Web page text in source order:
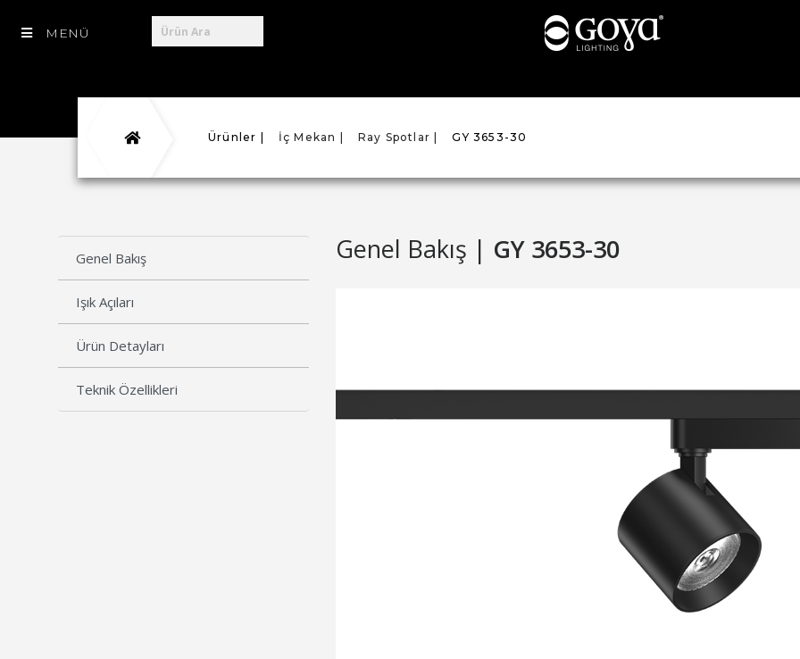
MENÜ
Ürünler | İç Mekan | Ray Spotlar | GY 3653-30
Genel Bakış
Işık Açıları
Ürün Detayları
Teknik Özellikleri
Genel Bakış | GY 3653-30